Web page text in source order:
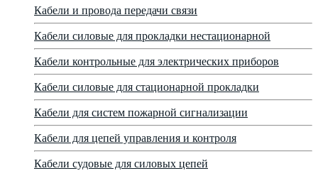
Кабели и провода передачи связи
Кабели силовые для прокладки нестационарной
Кабели контрольные для электрических приборов
Кабели силовые для стационарной прокладки
Кабели для систем пожарной сигнализации
Кабели для цепей управления и контроля
Кабели судовые для силовых цепей